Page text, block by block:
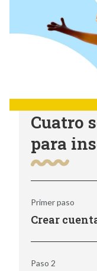
Cuatro
para
Primer paso
Crear
acceso a su
Paso 2